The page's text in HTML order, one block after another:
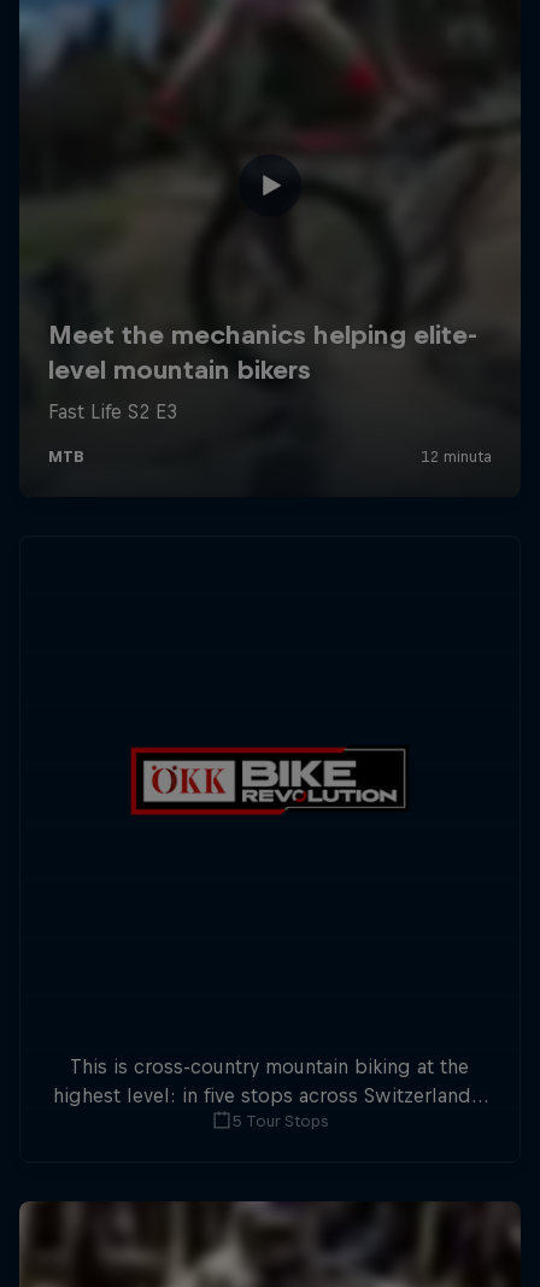
This is cross-country mountain biking at the
highest level: in five stops across Switzerland a
field of international athletes will race for the
5 Tour Stops